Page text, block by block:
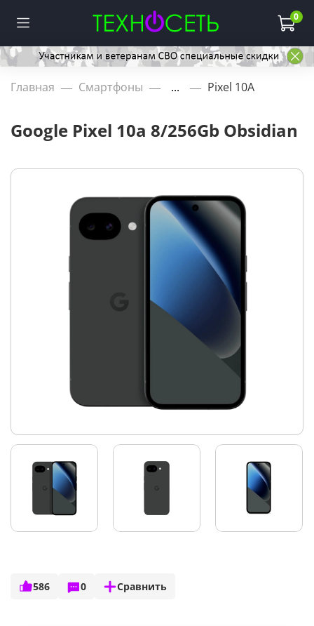
0
Главная Смартфоны ... Pixel 10A
Google Pixel 10a 8/256Gb Obsidian
586 0 Сравнить